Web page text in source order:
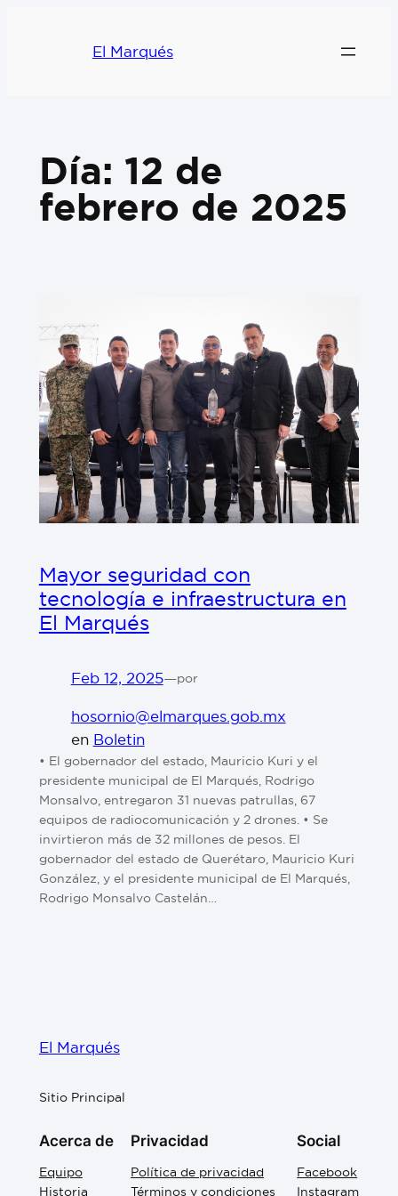
El Marqués
Día: 12 de
febrero de 2025
Mayor seguridad con
tecnología e infraestructura en
El Marqués
Feb 12, 2025—por
hosornio@elmarques.gob.mx
en Boletin
• El gobernador del estado, Mauricio Kuri y el
presidente municipal de El Marqués, Rodrigo
Monsalvo, entregaron 31 nuevas patrullas, 67
equipos de radiocomunicación y 2 drones. • Se
invirtieron más de 32 millones de pesos. El
gobernador del estado de Querétaro, Mauricio Kuri
González, y el presidente municipal de El Marqués,
Rodrigo Monsalvo Castelán…
El Marqués
Sitio Principal
Acerca de
Equipo
Historia
Privacidad
Política de privacidad
Términos y condiciones
Social
Facebook
Instagram